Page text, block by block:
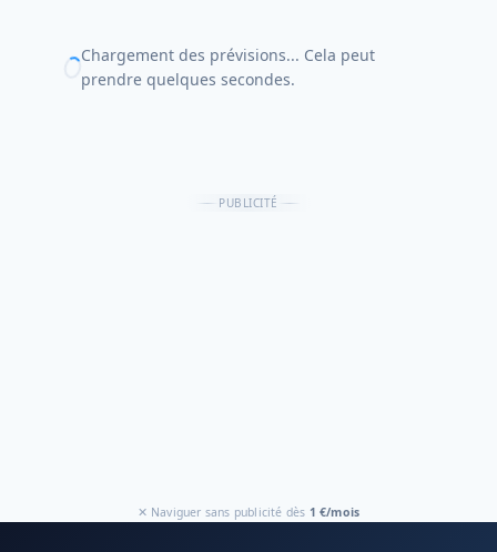
Chargement des prévisions... Cela peut
prendre quelques secondes.
PUBLICITÉ
✕ Naviguer sans publicité dès 1 €/mois